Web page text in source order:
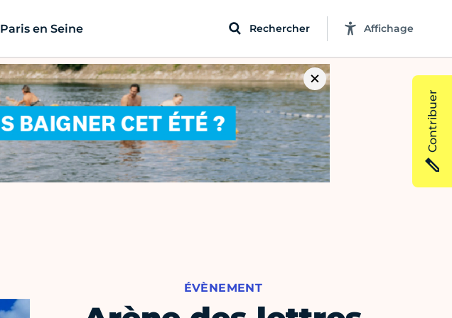
Paris en Seine Rechercher Affichage
ÉVÈNEMENT
Contribuer